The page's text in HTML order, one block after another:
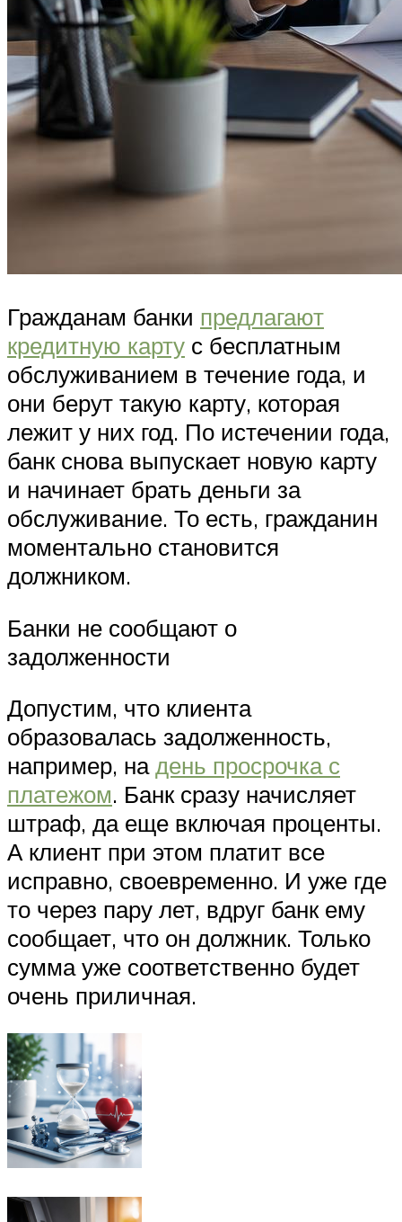
Гражданам банки предлагают
кредитную карту с бесплатным
обслуживанием в течение года, и
они берут такую карту, которая
лежит у них год. По истечении года,
банк снова выпускает новую карту
и начинает брать деньги за
обслуживание. То есть, гражданин
моментально становится
должником.
Банки не сообщают о
задолженности
Допустим, что клиента
образовалась задолженность,
например, надень просрочка с
платежом. Банк сразу начисляет
штраф, да еще включая проценты.
А клиент при этом платит все
исправно, своевременно. И уже где
то через пару лет, вдруг банк ему
сообщает, что он должник. Только
сумма уже соответственно будет
очень приличная.